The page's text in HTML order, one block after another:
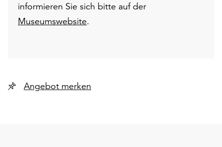
informieren Sie sich bitte auf der
Museumswebsite.
Angebot merken